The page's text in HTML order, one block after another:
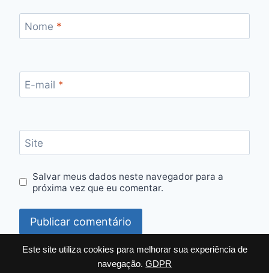
Este site utiliza cookies para melhorar sua experiência de
navegação. GDPR
Nome *
E-mail *
Site
Salvar meus dados neste navegador para a
próxima vez que eu comentar.